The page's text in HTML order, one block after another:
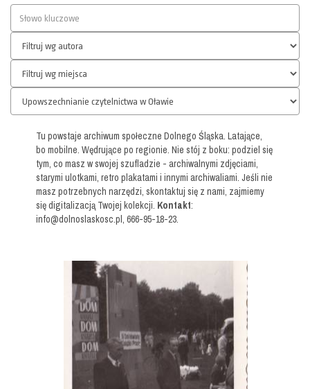
Tu powstaje archiwum społeczne Dolnego Śląska. Latające,
bo mobilne. Wędrujące po regionie. Nie stój z boku: podziel się
tym, co masz w swojej szufladzie - archiwalnymi zdjęciami,
starymi ulotkami, retro plakatami i innymi archiwaliami. Jeśli nie
masz potrzebnych narzędzi, skontaktuj się z nami, zajmiemy
się digitalizacją Twojej kolekcji. Kontakt:
info@dolnoslaskosc.pl, 666-95-18-23.